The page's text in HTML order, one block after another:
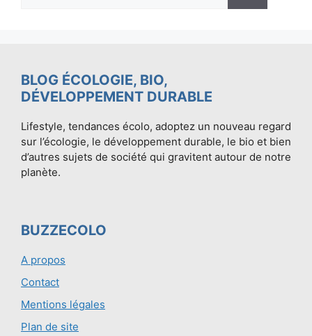
BLOG ÉCOLOGIE, BIO,
DÉVELOPPEMENT DURABLE
Lifestyle, tendances écolo, adoptez un nouveau regard
sur l’écologie, le développement durable, le bio et bien
d’autres sujets de société qui gravitent autour de notre
planète.
BUZZECOLO
A propos
Contact
Mentions légales
Plan de site